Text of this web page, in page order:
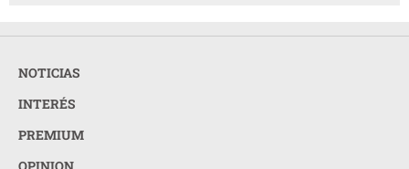
NOTICIAS
INTERÉS
PREMIUM
OPINION